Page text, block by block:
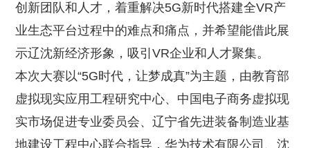
创新团队和人才，着重解决5G新时代搭建全VR产
业生态平台过程中的难点和痛点，并希望能借此展
示辽沈新经济形象，吸引VR企业和人才聚集。
本次大赛以“5G时代，让梦成真”为主题，由教育部
虚拟现实应用工程研究中心、中国电子商务虚拟现
实市场促进专业委员会、辽宁省先进装备制造业基
地建设工程中心联合指导，华为技术有限公司、沈